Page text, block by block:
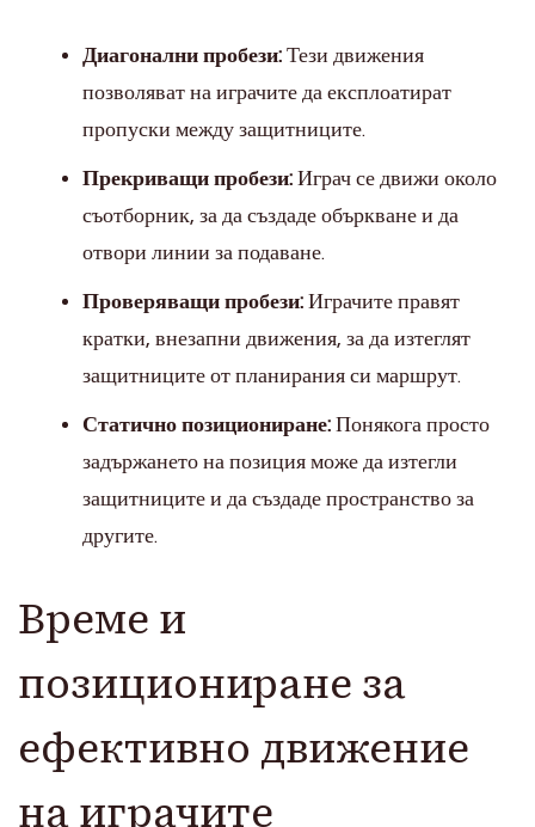
Диагонални пробези: Тези движения
позволяват на играчите да експлоатират
пропуски между защитниците.
Прекриващи пробези: Играч се движи около
съотборник, за да създаде объркване и да
отвори линии за подаване.
Проверяващи пробези: Играчите правят
кратки, внезапни движения, за да изтеглят
защитниците от планирания си маршрут.
Статично позициониране: Понякога просто
задържането на позиция може да изтегли
защитниците и да създаде пространство за
другите.
Време и
позициониране за
ефективно движение
на играчите